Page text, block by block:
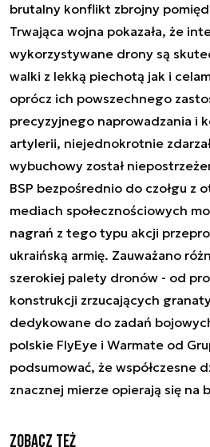
brutalny konflikt zbrojny
Trwająca wojna pokazała, że
wykorzystywane drony są
walki z lekką piechotą jak i
oprócz ich powszechnego
precyzyjnego naprowadzania i
artylerii, niejednokrotnie
wybuchowy został
BSP bezpośrednio do czołgu z
mediach społecznościowych
nagrań z tego typu akcji
ukraińską armię. Zauważano
szerokiej palety dronów - od
konstrukcji zrzucających
dedykowane do zadań
polskie FlyEye i Warmate od
podsumować, że współczesne
znacznej mierze opierają się na
Zobacz też